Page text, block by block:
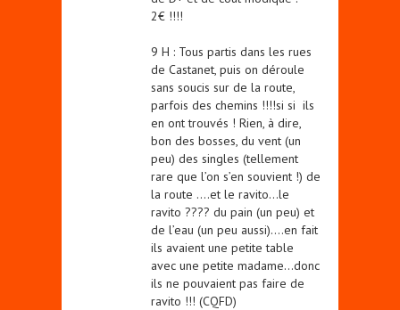
2€ !!!!
9 H : Tous partis dans les rues
de Castanet, puis on déroule
sans soucis sur de la route,
parfois des chemins !!!!si si ils
en ont trouvés ! Rien, à dire,
bon des bosses, du vent (un
peu) des singles (tellement
rare que l’on s’en souvient !) de
la route ….et le ravito…le
ravito ???? du pain (un peu) et
de l’eau (un peu aussi)….en fait
ils avaient une petite table
avec une petite madame…donc
ils ne pouvaient pas faire de
ravito !!! (CQFD)